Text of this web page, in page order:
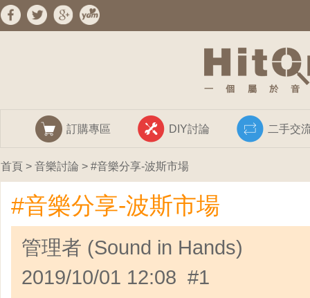
訂購專區 DIY討論 二手交
首頁 > 音樂討論 > #音樂分享-波斯市場
#音樂分享-波斯市場
管理者 (Sound in Hands)
2019/10/01 12:08 #1